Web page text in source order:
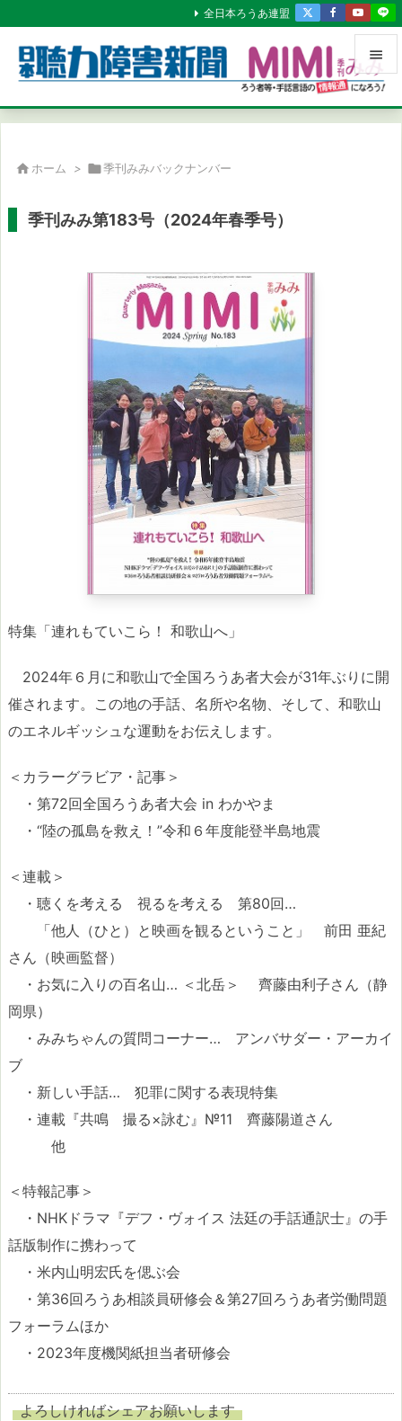


メニュ
全日本ろうあ連盟
 ホーム > 季刊みみバックナンバー
季刊みみ第183号（2024年春季号）
特集「連れもていこら！ 和歌山へ」
2024年６月に和歌山で全国ろうあ者大会が31年ぶりに開
催されます。この地の手話、名所や名物、そして、和歌山
のエネルギッシュな運動をお伝えします。
＜カラーグラビア・記事＞
・第72回全国ろうあ者大会 in わかやま
・“陸の孤島を救え！”令和６年度能登半島地震
＜連載＞
・聴くを考える 視るを考える 第80回…
「他人（ひと）と映画を観るということ」 前田 亜紀
さん（映画監督）
・お気に入りの百名山… ＜北岳＞ 齊藤由利子さん（静
岡県）
・みみちゃんの質問コーナー… アンバサダー・アーカイ
ブ
・新しい手話… 犯罪に関する表現特集
・連載『共鳴 撮る×詠む』№11 齊藤陽道さん
他
＜特報記事＞
・NHKドラマ『デフ・ヴォイス 法廷の手話通訳士』の手
話版制作に携わって
・米内山明宏氏を偲ぶ会
・第36回ろうあ相談員研修会＆第27回ろうあ者労働問題
フォーラムほか
・2023年度機関紙担当者研修会
よろしければシェアお願いします